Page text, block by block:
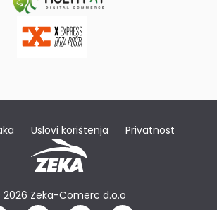
Uslovi korištenja Privatnost
Zeka-Comerc d.o.o